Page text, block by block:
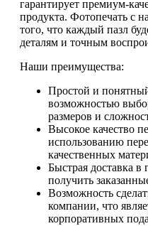
гарантирует премиум-
продукта. Фотопечать с
того, что каждый пазл
деталям и точным
Наши преимущества:
Простой и
возможностью
размеров и
Высокое качество
использованию
качественных
Быстрая доставка
получить
Возможность
компании, что
корпоративных